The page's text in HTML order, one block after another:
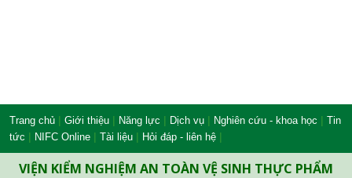
Trang chủ | Giới thiệu | Năng lực | Dịch vụ | Nghiên cứu - khoa học | Tin
tức | NIFC Online | Tài liệu | Hỏi đáp - liên hệ |
VIỆN KIỂM NGHIỆM AN TOÀN VỆ SINH THỰC PHẨM